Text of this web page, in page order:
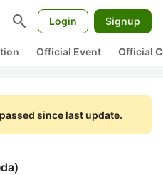
search Login Signup
Official Event Official
since last update.
)